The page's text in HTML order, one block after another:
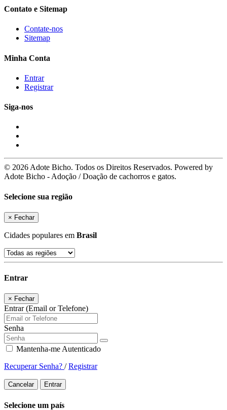
Contato e Sitemap
Contate-nos
Sitemap
Minha Conta
Entrar
Registrar
Siga-nos
© 2026 Adote Bicho. Todos os Direitos Reservados. Powered by
Adote Bicho - Adoção / Doação de cachorros e gatos.
Selecione sua região
× Fechar
Cidades populares em Brasil
Entrar
× Fechar
Entrar (Email or Telefone)
Senha
Mantenha-me Autenticado
Recuperar Senha? /Registrar
Cancelar Entrar
Selecione um país